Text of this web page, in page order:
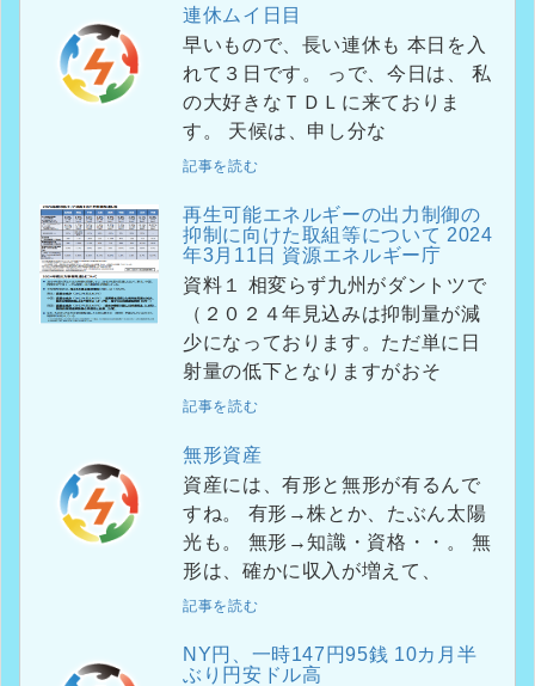
連休ムイ日目
早いもので、長い連休も 本日を入
れて３日です。 っで、今日は、 私
の大好きなＴＤＬに来ておりま
す。 天候は、申し分な
記事を読む
再生可能エネルギーの出力制御の
抑制に向けた取組等について 2024
年3月11日 資源エネルギー庁
資料１ 相変らず九州がダントツで
（２０２４年見込みは抑制量が減
少になっております。ただ単に日
射量の低下となりますがおそ
記事を読む
無形資産
資産には、有形と無形が有るんで
すね。 有形→株とか、たぶん太陽
光も。 無形→知識・資格・・。 無
形は、確かに収入が増えて、
記事を読む
NY円、一時147円95銭 10カ月半
ぶり円安ドル高